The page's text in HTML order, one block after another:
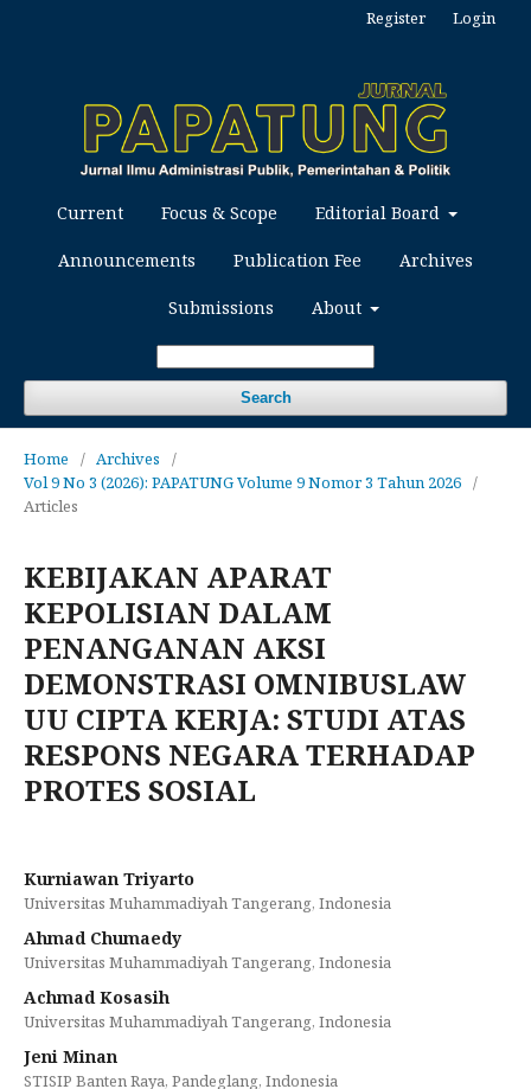
Current Focus & Scope Editorial Board
Announcements Publication Fee Archives
Submissions About
Search
Register Login
Home / Archives
/
Vol 9 No 3 (2026): PAPATUNG Volume 9 Nomor 3 Tahun 2026 /
Articles
KEBIJAKAN APARAT
KEPOLISIAN DALAM
PENANGANAN AKSI
DEMONSTRASI OMNIBUSLAW
UU CIPTA KERJA: STUDI ATAS
RESPONS NEGARA TERHADAP
PROTES SOSIAL
Kurniawan Triyarto
Universitas Muhammadiyah Tangerang, Indonesia
Ahmad Chumaedy
Universitas Muhammadiyah Tangerang, Indonesia
Achmad Kosasih
Universitas Muhammadiyah Tangerang, Indonesia
Jeni Minan
STISIP Banten Raya, Pandeglang, Indonesia